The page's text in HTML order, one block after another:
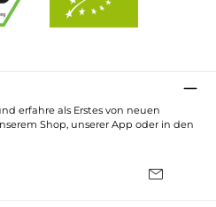
erfahre als Erstes von neuen
Shop, unserer App oder in den